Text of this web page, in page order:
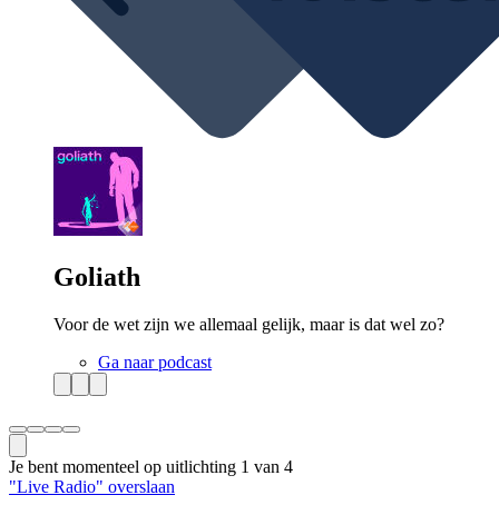
Goliath
Voor de wet zijn we allemaal gelijk, maar is dat wel zo?
Ga naar podcast
Je bent momenteel op uitlichting 1 van 4
"Live Radio" overslaan